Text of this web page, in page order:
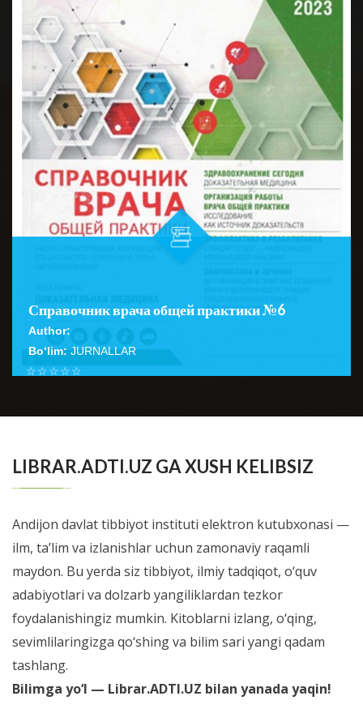
Справочник врача общей практики №6
Author:
Bo‘lim: JURNALLAR
☆
☆
☆
☆
☆
LIBRAR.ADTI.UZ GA XUSH KELIBSIZ
Andijon davlat tibbiyot instituti elektron kutubxonasi —
ilm, ta’lim va izlanishlar uchun zamonaviy raqamli
maydon. Bu yerda siz tibbiyot, ilmiy tadqiqot, o‘quv
adabiyotlari va dolzarb yangiliklardan tezkor
foydalanishingiz mumkin. Kitoblarni izlang, o‘qing,
sevimlilaringizga qo‘shing va bilim sari yangi qadam
tashlang.
Bilimga yo‘l — Librar.ADTI.UZ bilan yanada yaqin!